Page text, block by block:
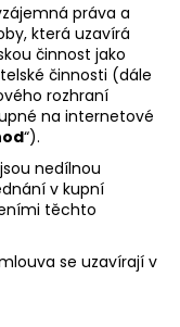
práva a
která uzavírá
činnost jako
činnosti (dále
rozhraní
na internetové
“).
nedílnou
v kupní
těchto
se uzavírají v